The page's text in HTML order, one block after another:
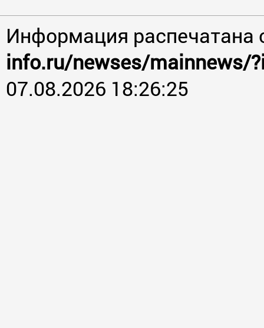
Информация
info.ru/newses/mainnews/
07.08.2026 18:26:25